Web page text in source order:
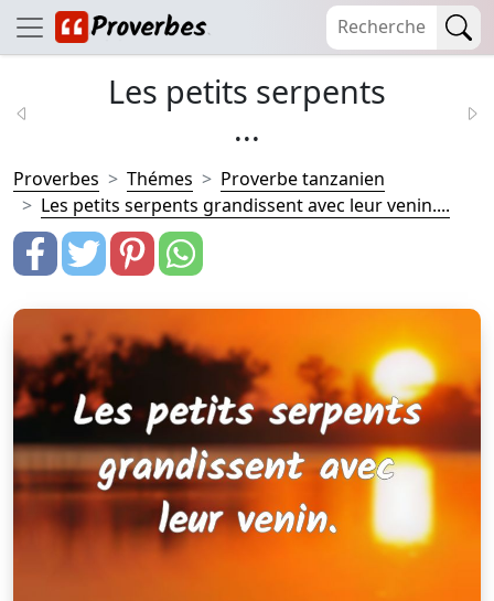
Les petits serpents
...
Proverbes Thémes
Proverbe tanzanien
Les petits serpents grandissent avec leur venin....